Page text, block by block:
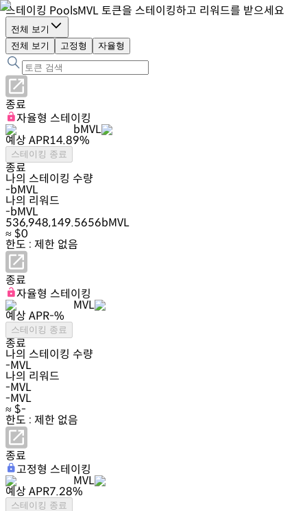
스테이킹 PoolsMVL 토큰을 스테이킹하고 리워드를 받으세요
전체 보기
전체 보기
고정형 자율형
종료
자율형 스테이킹
bMVL
예상 APR14.89%
스테이킹 종료
종료
나의 스테이킹 수량
-bMVL
나의 리워드
-bMVL
536,948,149.5656bMVL
≈ $0
한도 : 제한 없음
종료
자율형 스테이킹
MVL
예상 APR-%
스테이킹 종료
종료
나의 스테이킹 수량
-MVL
나의 리워드
-MVL
-MVL
≈ $-
한도 : 제한 없음
종료
고정형 스테이킹
MVL
예상 APR7.28%
스테이킹 종료